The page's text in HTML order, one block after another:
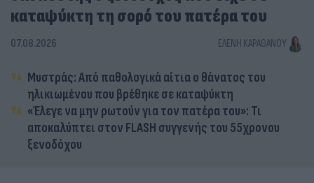
Μυστράς: Οικονομολόγος και δεινός
σκοπευτής ο ξενοδόχος που είχε σε
καταψύκτη τη σορό του πατέρα του
07.08.2026 ΕΛΈΝΗ ΚΑΡΑΘΆΝΟΥ
Μυστράς: Από παθολογικά αίτια ο θάνατος του
ηλικιωμένου που βρέθηκε σε καταψύκτη